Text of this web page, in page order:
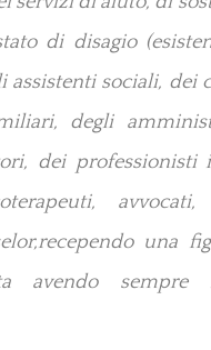
di disagio
assistenti sociali, dei
degli
dei professionisti
una
avendo sempre